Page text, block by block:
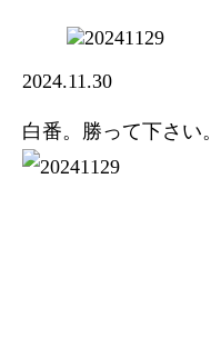
2024.11.30
白番。勝って下さい。